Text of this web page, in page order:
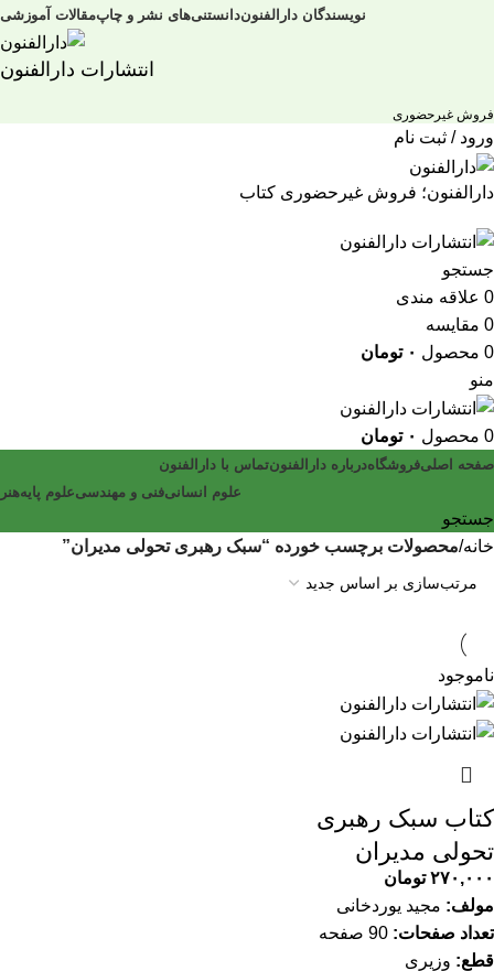
نویسندگان دارالفنوندانستنی‌های نشر و چاپمقالات آموزشی
انتشارات دارالفنون
فروش غیرحضوری
ورود / ثبت نام
دارالفنون؛ فروش غیرحضوری کتاب
جستجو
0 علاقه مندی
0 مقایسه
0 محصول ۰ تومان
منو
0 محصول ۰ تومان
صفحه اصلیفروشگاهدرباره دارالفنونتماس با دارالفنون
علوم انسانیفنی و مهندسیعلوم پایههنر
جستجو
خانه محصولات برچسب خورده “سبک رهبری تحولی مدیران”
ناموجود
کتاب سبک رهبری
تحولی مدیران
۲۷۰,۰۰۰ تومان
مولف: مجید یورد‌خانی
تعداد صفحات:
قطع: وزیری